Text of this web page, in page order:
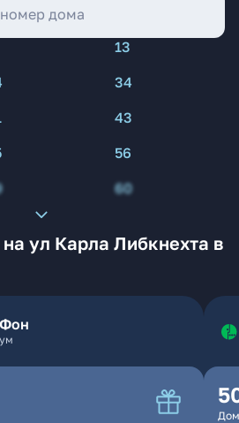
13
34
43
56
60
ул Карла Либкнехта в